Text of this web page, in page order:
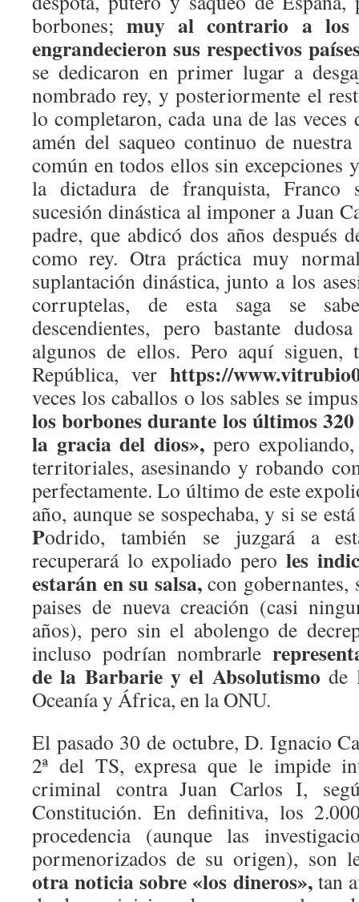
borbones;muy al contrario a los
engrandecieron sus respectivos
se dedicaron en primer lugar a
nombrado rey, y posteriormente el
lo completaron, cada una de las
amén del saqueo continuo de
común en todos ellos sin excepciones
la dictadura de franquista, Franco
sucesión dinástica al imponer a Juan
padre, que abdicó dos años después
como rey. Otra práctica muy
suplantación dinástica, junto a los
corruptelas, de esta saga se
descendientes, pero bastante
algunos de ellos. Pero aquí siguen,
República, ver https://
veces los caballos o los sables se
los borbones durante los últimos
la gracia del dios», pero
territoriales, asesinando y robando
perfectamente. Lo último de este
año, aunque se sospechaba, y si se
Podrido, también se juzgará a
recuperará lo expoliado pero les
estarán en su salsa,con gobernantes,
paises de nueva creación (casi
años), pero sin el abolengo de
incluso podrían nombrarle
de la Barbarie y el Absolutismode
Oceanía y África, en la ONU.
El pasado 30 de octubre, D. Ignacio
2ª del TS, expresa que le impide
criminal contra Juan Carlos I,
Constitución. En definitiva, los
procedencia (aunque las
pormenorizados de su origen), son
otra noticia sobre «los dineros»,tan